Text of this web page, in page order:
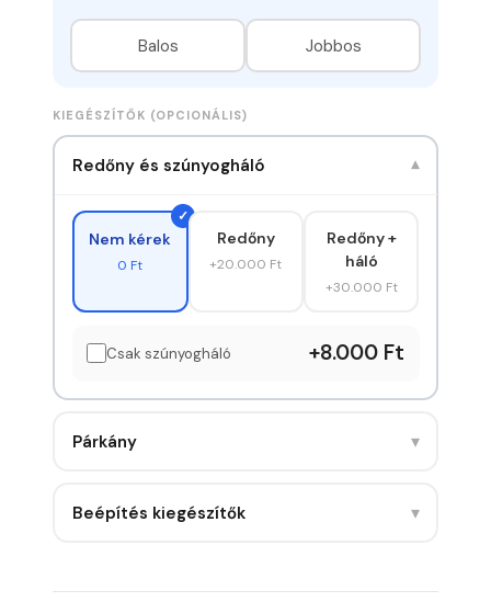
Balos Jobbos
KIEGÉSZÍTŐK (OPCIONÁLIS)
Redőny és szúnyogháló ▾
Nem kérek
0 Ft
Redőny
+20.000 Ft
Redőny +
háló
+30.000 Ft
Csak szúnyogháló +8.000 Ft
Párkány ▾
Beépítés kiegészítők ▾